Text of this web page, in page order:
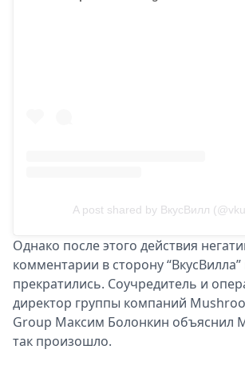
A post shared by ВкусВилл
Однако после этого действия
комментарии в сторону “ВкусВилла”
прекратились. Соучредитель и
директор группы компаний
Group Максим Болонкин объяснил
так произошло.